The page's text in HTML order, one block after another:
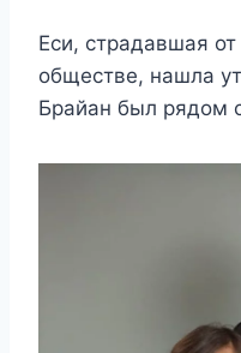
Еси, страдавшая
обществе, нашла
Брайан был рядом